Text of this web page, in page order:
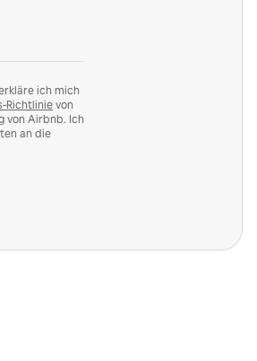
ich mich
Richtlinievon
von Airbnb. Ich
an die